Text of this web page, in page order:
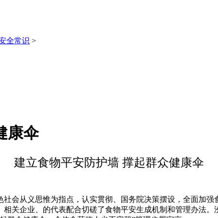
全常识 >
康伞
建立食物平安防护墙 撑起群众健康伞
从义思惟为指点，认实贯彻、国务院决策摆设，全面加强
关企业、的代表配合切磋了食物平安生成机制和管理办法